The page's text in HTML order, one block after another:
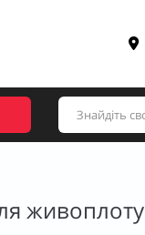
живоплоту